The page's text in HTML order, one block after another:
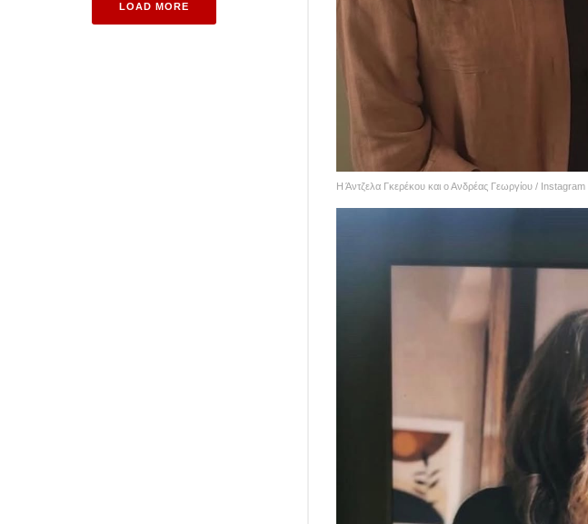
LOAD MORE
Η Άντζελα Γκερέκου και ο Ανδρέας Γεωργίου / Instagram